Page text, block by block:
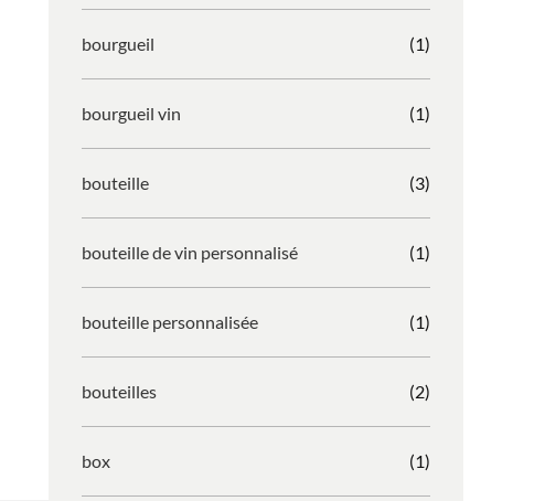
bourgueil (1)
bourgueil vin (1)
bouteille (3)
bouteille de vin personnalisé (1)
bouteille personnalisée (1)
bouteilles (2)
box (1)